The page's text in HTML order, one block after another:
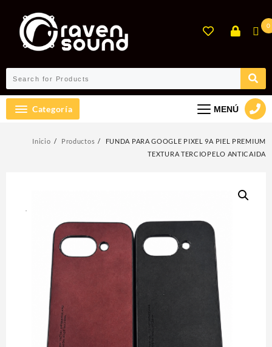
contenido
0
Categoría MENÚ
Inicio Productos
FUNDA PARA GOOGLE PIXEL 9A PIEL PREMIUM
TEXTURA TERCIOPELO ANTICAIDA